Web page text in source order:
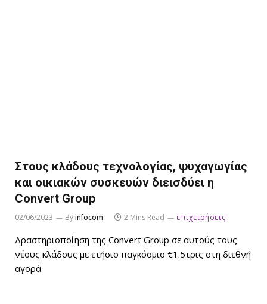
Στους κλάδους τεχνολογίας, ψυχαγωγίας
και οικιακών συσκευών διεισδύει η
Convert Group
02/06/2023 Byinfocom 2 Mins Read επιχειρήσεις
Δραστηριοποίηση της Convert Group σε αυτούς τους
νέους κλάδους με ετήσιο παγκόσμιο €1.5τρις στη διεθνή
αγορά